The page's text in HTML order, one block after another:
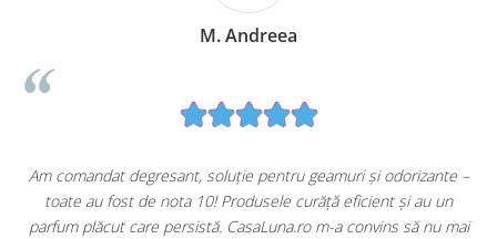
M. Andreea
Am comandat degresant, soluție pentru geamuri și odorizante –
toate au fost de nota 10! Produsele curăță eficient și au un
parfum plăcut care persistă. CasaLuna.ro m-a convins să nu mai